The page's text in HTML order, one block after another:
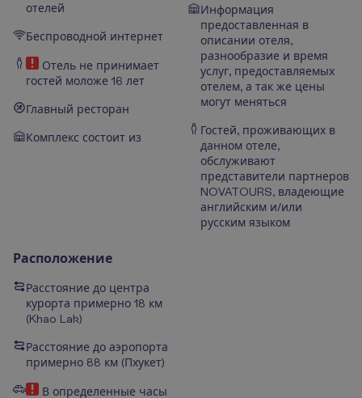
отелей
Беспроводной интернет
Отель не принимает
гостей моложе 16 лет
Главный ресторан
Комплекс состоит из
Информация
предоставленная в
описании отеля,
разнообразие и время
услуг, предоставляемых
отелем, а так же цены
могут меняться
Гостей, проживающих в
данном отеле,
обслуживают
представители партнеров
NOVATOURS, владеющие
английским и/или
русским языком
Расположение
Расстояние до центра
курорта примерно 18 км
(Khao Lak)
Расстояние до аэропорта
примерно 88 км (Пхукет)
В определенные часы